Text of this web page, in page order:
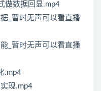
做数据回显.mp4
_暂时无声可以看直播
_暂时无声可以看直播
.mp4
现.mp4